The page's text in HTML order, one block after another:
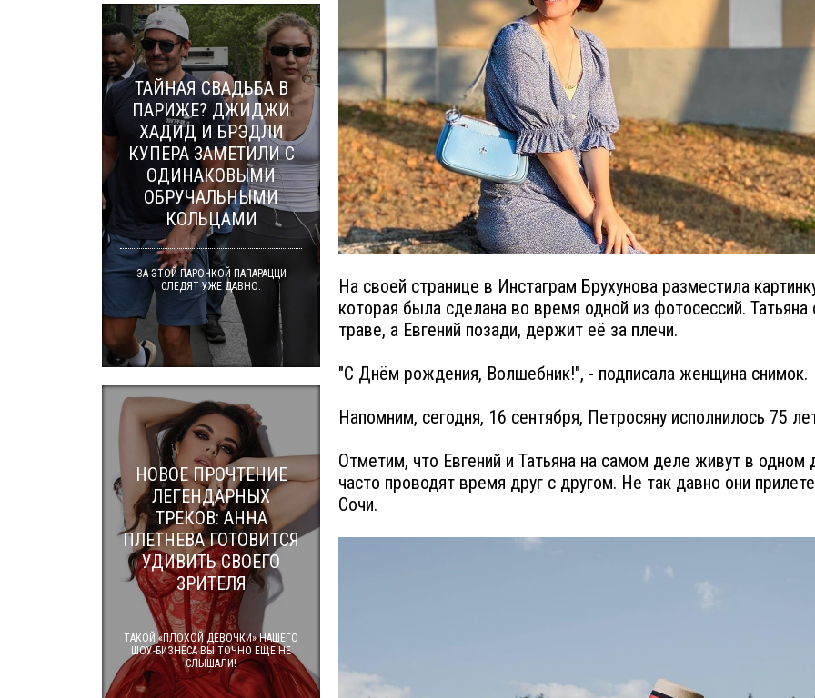
На своей странице в Инстаграм Брухунова разместила
которая была сделана во время одной из фотосессий. Татьяна
траве, а Евгений позади, держит её за плечи.
"С Днём рождения, Волшебник!", - подписала женщина снимок.
Напомним, сегодня, 16 сентября, Петросяну исполнилось 75
Отметим, что Евгений и Татьяна на самом деле живут в одном
часто проводят время друг с другом. Не так давно они
Сочи.
ТАЙНАЯ СВАДЬБА В
ПАРИЖЕ? ДЖИДЖИ
ХАДИД И БРЭДЛИ
КУПЕРА ЗАМЕТИЛИ С
ОДИНАКОВЫМИ
ОБРУЧАЛЬНЫМИ
КОЛЬЦАМИ
ЗА ЭТОЙ ПАРОЧКОЙ ПАПАРАЦЦИ
СЛЕДЯТ УЖЕ ДАВНО.
НОВОЕ ПРОЧТЕНИЕ
ЛЕГЕНДАРНЫХ
ТРЕКОВ: АННА
ПЛЕТНЕВА ГОТОВИТСЯ
УДИВИТЬ СВОЕГО
ЗРИТЕЛЯ
ТАКОЙ «ПЛОХОЙ ДЕВОЧКИ» НАШЕГО
ШОУ-БИЗНЕСА ВЫ ТОЧНО ЕЩЕ НЕ
СЛЫШАЛИ!